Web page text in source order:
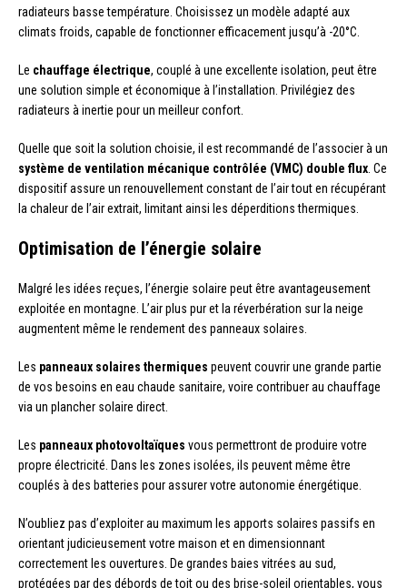
radiateurs basse température. Choisissez un modèle adapté aux
climats froids, capable de fonctionner efficacement jusqu’à -20°C.
Le chauffage électrique, couplé à une excellente isolation, peut être
une solution simple et économique à l’installation. Privilégiez des
radiateurs à inertie pour un meilleur confort.
Quelle que soit la solution choisie, il est recommandé de l’associer à un
système de ventilation mécanique contrôlée (VMC) double flux . Ce
dispositif assure un renouvellement constant de l’air tout en récupérant
la chaleur de l’air extrait, limitant ainsi les déperditions thermiques.
Optimisation de l’énergie solaire
Malgré les idées reçues, l’énergie solaire peut être avantageusement
exploitée en montagne. L’air plus pur et la réverbération sur la neige
augmentent même le rendement des panneaux solaires.
Les panneaux solaires thermiques peuvent couvrir une grande partie
de vos besoins en eau chaude sanitaire, voire contribuer au chauffage
via un plancher solaire direct.
Les panneaux photovoltaïques vous permettront de produire votre
propre électricité. Dans les zones isolées, ils peuvent même être
couplés à des batteries pour assurer votre autonomie énergétique.
N’oubliez pas d’exploiter au maximum les apports solaires passifs en
orientant judicieusement votre maison et en dimensionnant
correctement les ouvertures. De grandes baies vitrées au sud,
protégées par des débords de toit ou des brise-soleil orientables, vous